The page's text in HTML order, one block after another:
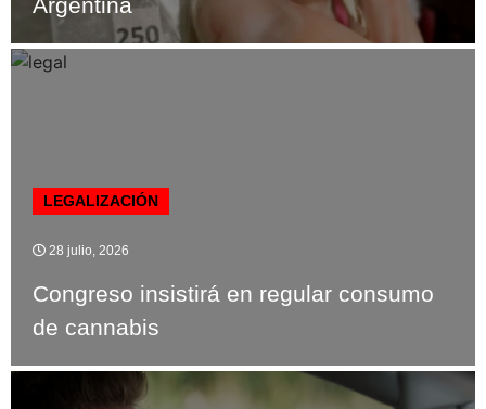
LEGALIZACIÓN
28 julio, 2026
Congreso insistirá en regular consumo
de cannabis